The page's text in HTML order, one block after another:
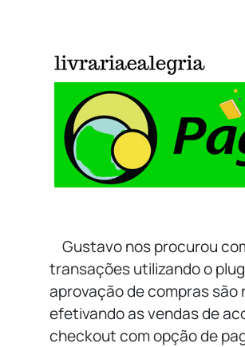
Gustavo nos procurou
transações utilizando o
aprovação de compras são
efetivando as vendas de
checkout com opção de